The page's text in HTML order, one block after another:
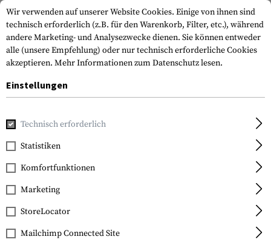
Home Tactical Gear Gestickte
Clawgear
Estonia Flag Patch
Wir verwenden auf unserer Website Cookies. Einige von ihnen sind
technisch erforderlich (z.B. für den Warenkorb, Filter, etc.), während
andere Marketing- und Analysezwecke dienen. Sie können entweder
alle (unsere Empfehlung) oder nur technisch erforderliche Cookies
akzeptieren. Mehr Informationen zum Datenschutz lesen.
Einstellungen
Technisch erforderlich
Statistiken
Komfortfunktionen
Marketing
StoreLocator
Mailchimp Connected Site